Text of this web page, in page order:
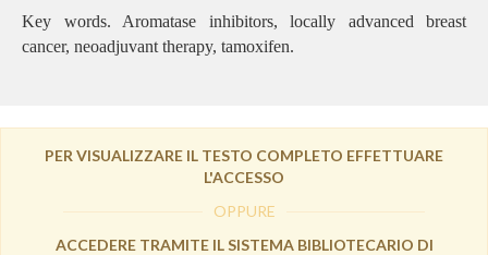
Key words. Aromatase inhibitors, locally advanced breast
cancer, neoadjuvant therapy, tamoxifen.
PER VISUALIZZARE IL TESTO COMPLETO EFFETTUARE
L'ACCESSO
OPPURE
ACCEDERE TRAMITE IL SISTEMA BIBLIOTECARIO DI